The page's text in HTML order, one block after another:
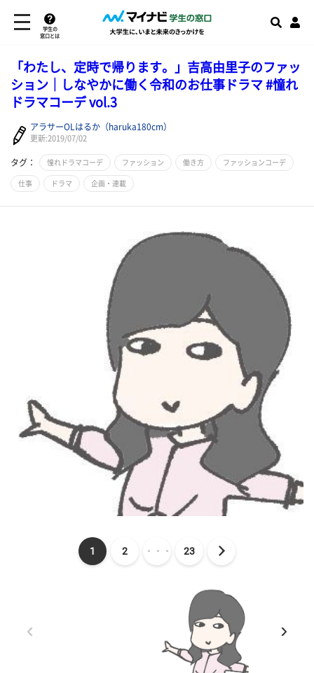
学生の
窓口とは
「わたし、定時で帰ります。」吉高由里子のファッ
ション｜しなやかに働く令和のお仕事ドラマ #憧れ
ドラマコーデ vol.3
アラサーOLはるか（haruka180cm）
更新:2019/07/02
タグ： 憧れドラマコーデ ファッション 働き方 ファッションコーデ
仕事 ドラマ 企画・連載
1 2 ・・・ 23